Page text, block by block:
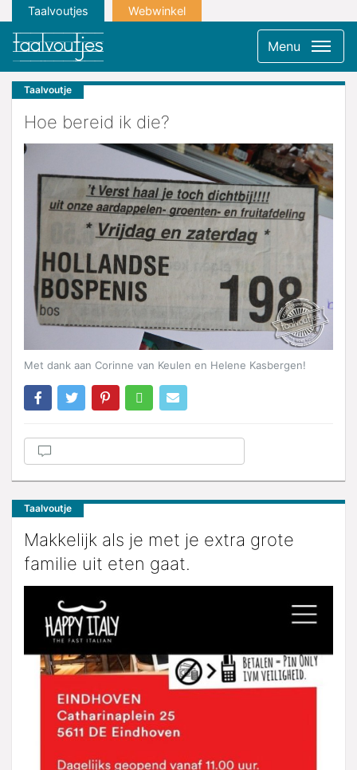
Taalvoutjes Webwinkel
Menu
Taalvoutje
Hoe bereid ik die?
Met dank aan Corinne van Keulen en Helene Kasbergen!
Taalvoutje
Makkelijk als je met je extra grote
familie uit eten gaat.